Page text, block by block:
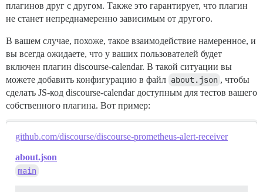
плагинов друг с другом. Также это гарантирует, что плагин
не станет непреднамеренно зависимым от другого.
В вашем случае, похоже, такое взаимодействие намеренное, и
вы всегда ожидаете, что у ваших пользователей будет
включен плагин discourse-calendar. В такой ситуации вы
можете добавить конфигурацию в файл about.json , чтобы
сделать JS-код discourse-calendar доступным для тестов вашего
собственного плагина. Вот пример:
github.com/discourse/discourse-prometheus-alert-receiver
about.json
main